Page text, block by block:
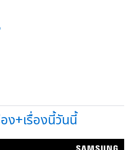
ง+เรื่องนี้วันนี้